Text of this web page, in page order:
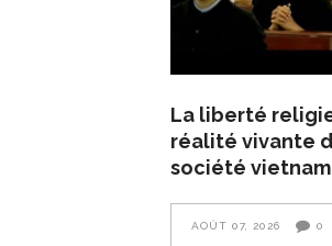
La liberté
réalité vivante
société
AOÛT 07, 2026 0